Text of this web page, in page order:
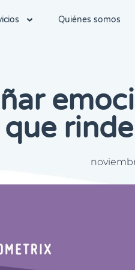
Quiénes somos
que